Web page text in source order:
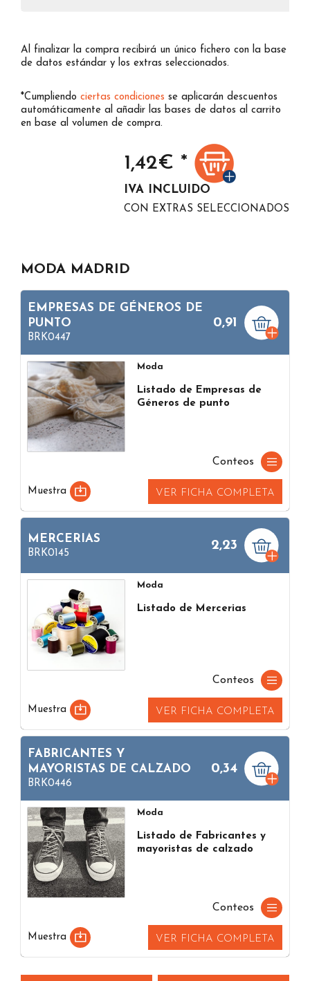
Al finalizar la compra recibirá un único fichero con la base
de datos estándar y los extras seleccionados.
*Cumpliendo ciertas condiciones se aplicarán descuentos
automáticamente al añadir las bases de datos al carrito
en base al volumen de compra.
1,42€ *
IVA INCLUIDO
CON EXTRAS SELECCIONADOS
MODA MADRID
EMPRESAS DE GÉNEROS DE
PUNTO
BRK0447
0,91
Moda
Listado de Empresas de
Géneros de punto
Conteos
Muestra VER FICHA COMPLETA
MERCERIAS
BRK0145
2,23
Moda
Listado de Mercerias
Conteos
Muestra VER FICHA COMPLETA
FABRICANTES Y
MAYORISTAS DE CALZADO
BRK0446
0,34
Moda
Listado de Fabricantes y
mayoristas de calzado
Conteos
Muestra VER FICHA COMPLETA